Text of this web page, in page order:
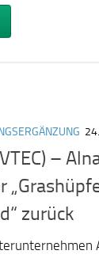
–
zurück